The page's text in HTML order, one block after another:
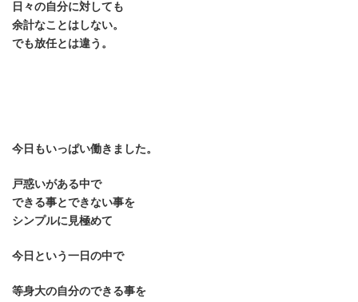
日々の自分に対しても
余計なことはしない。
でも放任とは違う。
今日もいっぱい働きました。
戸惑いがある中で
できる事とできない事を
シンプルに見極めて
今日という一日の中で
等身大の自分のできる事を